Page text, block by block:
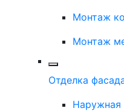
Монтаж
Монтаж
Отделка
Наружная